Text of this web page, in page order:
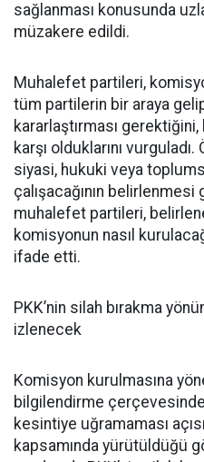
sağlanması konusunda
müzakere edildi.
Muhalefet partileri,
tüm partilerin bir araya
kararlaştırması
karşı olduklarını
siyasi, hukuki veya
çalışacağının
muhalefet partileri,
komisyonun nasıl
ifade etti.
PKK’nin silah bırakma
izlenecek
Komisyon kurulmasına
bilgilendirme
kesintiye uğramaması
kapsamında yürütüldüğü